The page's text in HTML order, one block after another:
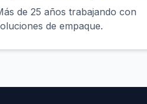
de 25 años trabajando con
de empaque.